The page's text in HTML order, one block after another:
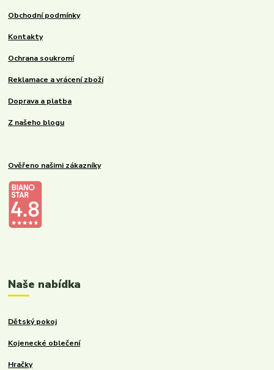
Obchodní podmínky
Kontakty
Ochrana soukromí
Reklamace a vrácení zboží
Doprava a platba
Z našeho blogu
Ověřeno našimi zákazníky
Naše nabídka
Dětský pokoj
Kojenecké oblečení
Hračky